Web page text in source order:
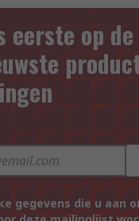
eerste op
gegevens die u aan